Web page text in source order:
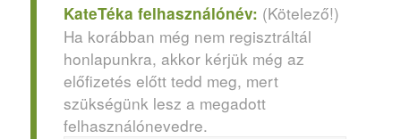
KateTéka felhasználónév: (Kötelező!)
Ha korábban még nem regisztráltál
honlapunkra, akkor kérjük még az
előfizetés előtt tedd meg, mert
szükségünk lesz a megadott
felhasználónevedre.